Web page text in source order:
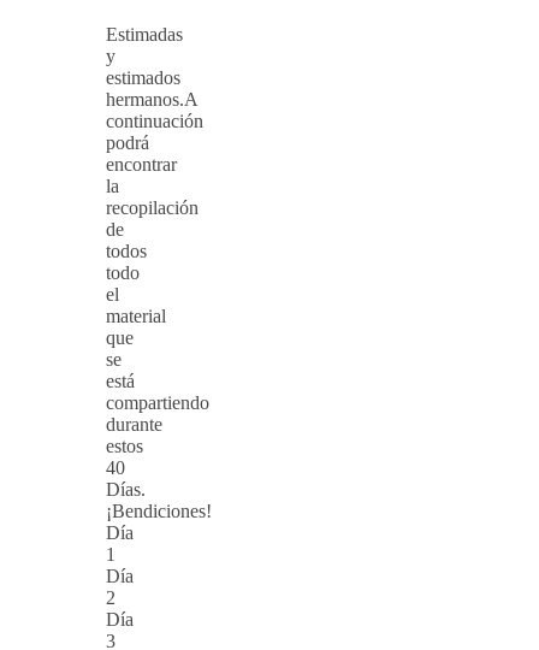
Estimadas
y
estimados
hermanos.A
continuación
podrá
encontrar
la
recopilación
de
todos
todo
el
material
que
se
está
compartiendo
durante
estos
40
Días.
¡Bendiciones!
Día
1
Día
2
Día
3